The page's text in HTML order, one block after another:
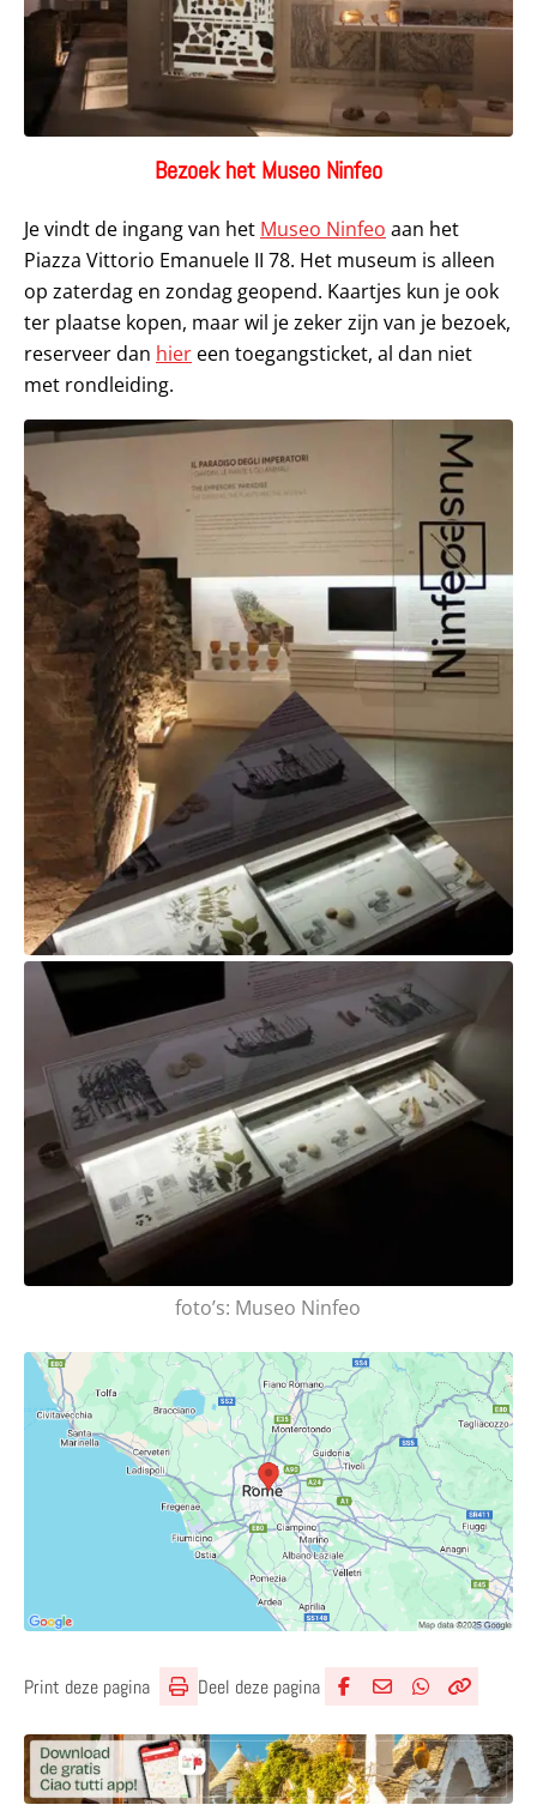
Bezoek het Museo Ninfeo
Je vindt de ingang van het Museo Ninfeo aan het
Piazza Vittorio Emanuele II 78. Het museum is alleen
op zaterdag en zondag geopend. Kaartjes kun je ook
ter plaatse kopen, maar wil je zeker zijn van je bezoek,
reserveer dan hier een toegangsticket, al dan niet
met rondleiding.
foto’s: Museo Ninfeo
Print deze pagina Deel deze pagina